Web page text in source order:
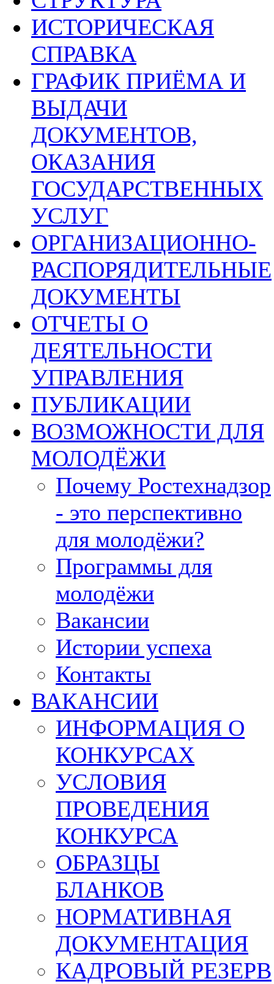
ИСТОРИЧЕСКАЯ
СПРАВКА
ГРАФИК ПРИЁМА И
ВЫДАЧИ
ДОКУМЕНТОВ,
ОКАЗАНИЯ
ГОСУДАРСТВЕННЫХ
УСЛУГ
ОРГАНИЗАЦИОННО-
РАСПОРЯДИТЕЛЬНЫЕ
ДОКУМЕНТЫ
ОТЧЕТЫ О
ДЕЯТЕЛЬНОСТИ
УПРАВЛЕНИЯ
ПУБЛИКАЦИИ
ВОЗМОЖНОСТИ ДЛЯ
МОЛОДЁЖИ
Почему Ростехнадзор
- это перспективно
для молодёжи?
Программы для
молодёжи
Вакансии
Истории успеха
Контакты
ВАКАНСИИ
ИНФОРМАЦИЯ О
КОНКУРСАХ
УСЛОВИЯ
ПРОВЕДЕНИЯ
КОНКУРСА
ОБРАЗЦЫ
БЛАНКОВ
НОРМАТИВНАЯ
ДОКУМЕНТАЦИЯ
КАДРОВЫЙ РЕЗЕРВ